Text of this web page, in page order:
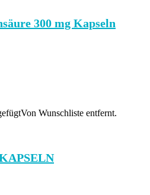
300 mg Kapseln
Von Wunschliste entfernt.